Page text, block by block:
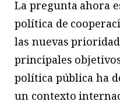
La pregunta ahora
política de
las nuevas
principales
política pública ha
un contexto